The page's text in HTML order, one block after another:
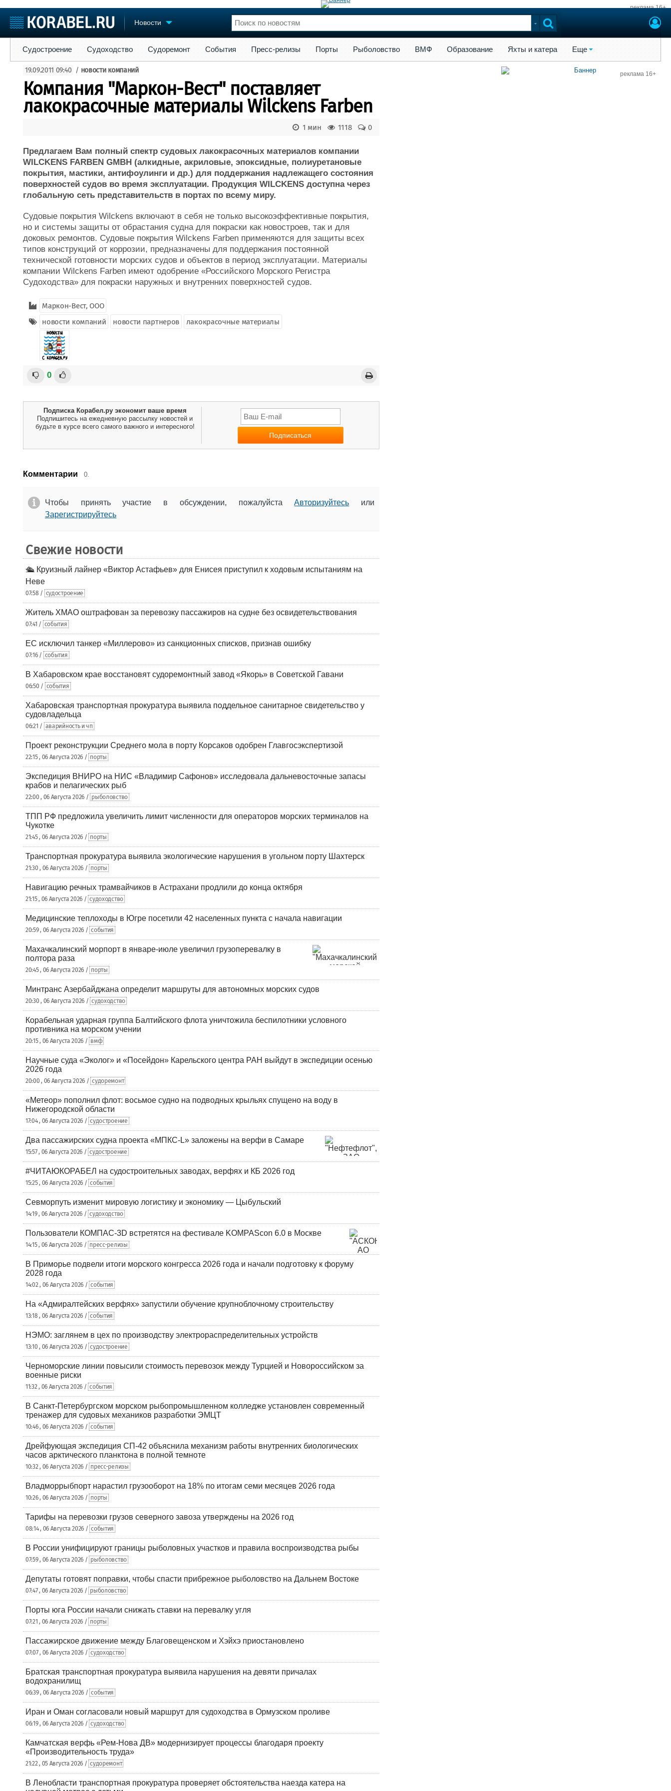
реклама 16+
Новости
Судостроение
Пульс
Новости
Репутация
Журнал
Реклама
Торговая площадка
Доска объявлений
Продажа флота
Оборудование
Изделия
Конференции
Личности
Флот
Форум
Отзывы
Все службы
Судостроение Судоходство Судоремонт События Пресс-релизы Порты Рыболовство ВМФ Образование Яхты и катера Еще
19.09.2011 09:40 / новости компаний
Компания "Маркон-Вест" поставляет
лакокрасочные материалы Wilckens Farben
0
1118
1 мин
Предлагаем Вам полный спектр судовых лакокрасочных материалов компании
WILCKENS FARBEN GMBH (алкидные, акриловые, эпоксидные, полиуретановые
покрытия, мастики, антифоулинги и др.) для поддержания надлежащего состояния
поверхностей судов во время эксплуатации. Продукция WILCKENS доступна через
глобальную сеть представительств в портах по всему миру.
Судовые покрытия Wilckens включают в себя не только высокоэффективные покрытия,
но и системы защиты от обрастания судна для покраски как новостроев, так и для
доковых ремонтов. Судовые покрытия Wilckens Farben применяются для защиты всех
типов конструкций от коррозии, предназначены для поддержания постоянной
технической готовности морских судов и объектов в период эксплуатации. Материалы
компании Wilckens Farben имеют одобрение «Российского Морского Регистра
Судоходства» для покраски наружных и внутренних поверхностей судов.
Маркон-Вест, ООО
новости компаний
новости партнеров лакокрасочные материалы
0
Подписка Корабел.ру экономит ваше время
Подпишитесь на ежедневную рассылку новостей и
будьте в курсе всего самого важного и интересного!
Комментарии 0.
Чтобы принять участие в обсуждении, пожалуйстаАвторизуйтесь или
Зарегистрируйтесь
Свежие новости
🛳️ Круизный лайнер «Виктор Астафьев» для Енисея приступил к ходовым испытаниям на
Неве
07:58 / судостроение
Житель ХМАО оштрафован за перевозку пассажиров на судне без освидетельствования
07:41 / события
ЕС исключил танкер «Миллерово» из санкционных списков, признав ошибку
07:16 / события
В Хабаровском крае восстановят судоремонтный завод «Якорь» в Советской Гавани
06:50 / события
Хабаровская транспортная прокуратура выявила поддельное санитарное свидетельство у
судовладельца
06:21 / аварийность и чп
Проект реконструкции Среднего мола в порту Корсаков одобрен Главгосэкспертизой
22:15 , 06 Августа 2026 / порты
Экспедиция ВНИРО на НИС «Владимир Сафонов» исследовала дальневосточные запасы
крабов и пелагических рыб
22:00 , 06 Августа 2026 / рыболовство
ТПП РФ предложила увеличить лимит численности для операторов морских терминалов на
Чукотке
21:45 , 06 Августа 2026 / порты
Транспортная прокуратура выявила экологические нарушения в угольном порту Шахтерск
21:30 , 06 Августа 2026 / порты
Навигацию речных трамвайчиков в Астрахани продлили до конца октября
21:15 , 06 Августа 2026 / судоходство
Медицинские теплоходы в Югре посетили 42 населенных пункта с начала навигации
20:59 , 06 Августа 2026 / события
Махачкалинский морпорт в январе-июле увеличил грузоперевалку в
полтора раза
20:45 , 06 Августа 2026 / порты
Минтранс Азербайджана определит маршруты для автономных морских судов
20:30 , 06 Августа 2026 / судоходство
Корабельная ударная группа Балтийского флота уничтожила беспилотники условного
противника на морском учении
20:15 , 06 Августа 2026 / вмф
Научные суда «Эколог» и «Посейдон» Карельского центра РАН выйдут в экспедиции осенью
2026 года
20:00 , 06 Августа 2026 / судоремонт
«Метеор» пополнил флот: восьмое судно на подводных крыльях спущено на воду в
Нижегородской области
17:04 , 06 Августа 2026 / судостроение
Два пассажирских судна проекта «МПКС-L» заложены на верфи в Самаре
15:57 , 06 Августа 2026 / судостроение
#ЧИТАЮКОРАБЕЛ на судостроительных заводах, верфях и КБ 2026 год
15:25 , 06 Августа 2026 / события
Севморпуть изменит мировую логистику и экономику — Цыбульский
14:19 , 06 Августа 2026 / судоходство
Пользователи КОМПАС-3D встретятся на фестивале KOMPAScon 6.0 в Москве
14:15 , 06 Августа 2026 / пресс-релизы
В Приморье подвели итоги морского конгресса 2026 года и начали подготовку к форуму
2028 года
14:02 , 06 Августа 2026 / события
На «Адмиралтейских верфях» запустили обучение крупноблочному строительству
13:18 , 06 Августа 2026 / события
НЭМО: заглянем в цех по производству электрораспределительных устройств
13:10 , 06 Августа 2026 / судостроение
Черноморские линии повысили стоимость перевозок между Турцией и Новороссийском за
военные риски
11:32 , 06 Августа 2026 / события
В Санкт-Петербургском морском рыбопромышленном колледже установлен современный
тренажер для судовых механиков разработки ЭМЦТ
10:46 , 06 Августа 2026 / события
Дрейфующая экспедиция СП-42 объяснила механизм работы внутренних биологических
часов арктического планктона в полной темноте
10:32 , 06 Августа 2026 / пресс-релизы
Владморрыбпорт нарастил грузооборот на 18% по итогам семи месяцев 2026 года
10:26 , 06 Августа 2026 / порты
Тарифы на перевозки грузов северного завоза утверждены на 2026 год
08:14 , 06 Августа 2026 / события
В России унифицируют границы рыболовных участков и правила воспроизводства рыбы
07:59 , 06 Августа 2026 / рыболовство
Депутаты готовят поправки, чтобы спасти прибрежное рыболовство на Дальнем Востоке
07:47 , 06 Августа 2026 / рыболовство
Порты юга России начали снижать ставки на перевалку угля
07:21 , 06 Августа 2026 / порты
Пассажирское движение между Благовещенском и Хэйхэ приостановлено
07:07 , 06 Августа 2026 / судоходство
Братская транспортная прокуратура выявила нарушения на девяти причалах
водохранилищ
06:39 , 06 Августа 2026 / события
Иран и Оман согласовали новый маршрут для судоходства в Ормузском проливе
06:19 , 06 Августа 2026 / судоходство
Камчатская верфь «Рем-Нова ДВ» модернизирует процессы благодаря проекту
«Производительность труда»
21:22 , 05 Августа 2026 / судоремонт
В Ленобласти транспортная прокуратура проверяет обстоятельства наезда катера на
реклама 16+